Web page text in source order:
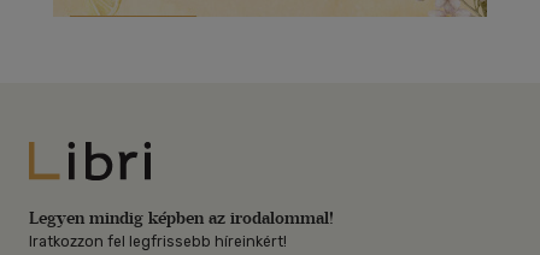
Libri
Legyen mindig képben az irodalommal!
Iratkozzon fel legfrissebb híreinkért!